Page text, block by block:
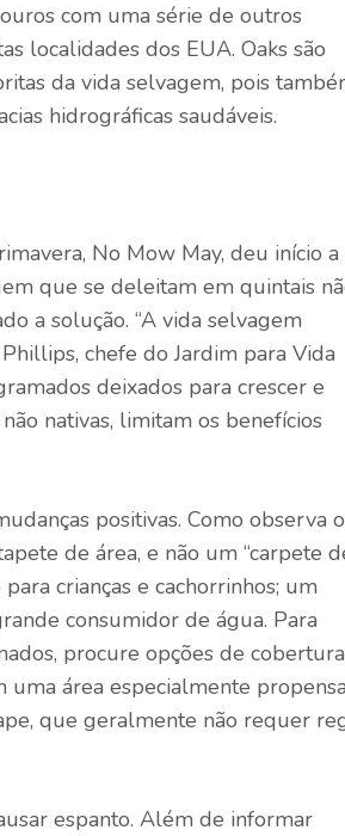
com uma série de outros
localidades dos EUA. Oaks são
da vida selvagem, pois
hidrográficas saudáveis.
No Mow May, deu início a
que se deleitam em quintais
a solução. “A vida selvagem
chefe do Jardim para Vida
deixados para crescer e
nativas, limitam os benefícios
positivas. Como observa o
de área, e não um “carpete
crianças e cachorrinhos; um
consumidor de água. Para
procure opções de cobertura
uma área especialmente
que geralmente não requer
espanto. Além de informar